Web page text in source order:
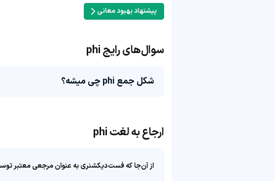
پیشنهاد بهبود معانی
سوال‌های رایج phi
شکل جمع phi چی میشه؟
ارجاع به لغت phi
از آن‌جا که فست‌دیکشنری به عنوان مرجعی معتبر